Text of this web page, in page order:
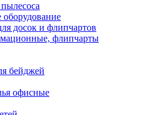
досок и флипчартов
флипчарты
бейджей
офисные